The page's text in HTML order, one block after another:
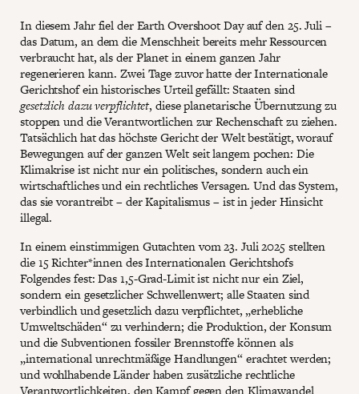
In diesem Jahr fiel der Earth Overshoot Day auf den 25. Juli –
das Datum, an dem die Menschheit bereits mehr Ressourcen
verbraucht hat, als der Planet in einem ganzen Jahr
regenerieren kann. Zwei Tage zuvor hatte der Internationale
Gerichtshof ein historisches Urteil gefällt: Staaten sind
gesetzlich dazu verpflichtet, diese planetarische Übernutzung zu
stoppen und die Verantwortlichen zur Rechenschaft zu ziehen.
Tatsächlich hat das höchste Gericht der Welt bestätigt, worauf
Bewegungen auf der ganzen Welt seit langem pochen: Die
Klimakrise ist nicht nur ein politisches, sondern auch ein
wirtschaftliches und ein rechtliches Versagen. Und das System,
das sie vorantreibt – der Kapitalismus – ist in jeder Hinsicht
illegal.
In einem einstimmigen Gutachten vom 23. Juli 2025 stellten
die 15 Richter*innen des Internationalen Gerichtshofs
Folgendes fest: Das 1,5-Grad-Limit ist nicht nur ein Ziel,
sondern ein gesetzlicher Schwellenwert; alle Staaten sind
verbindlich und gesetzlich dazu verpflichtet, „erhebliche
Umweltschäden“ zu verhindern; die Produktion, der Konsum
und die Subventionen fossiler Brennstoffe können als
„international unrechtmäßige Handlungen“ erachtet werden;
und wohlhabende Länder haben zusätzliche rechtliche
Verantwortlichkeiten, den Kampf gegen den Klimawandel